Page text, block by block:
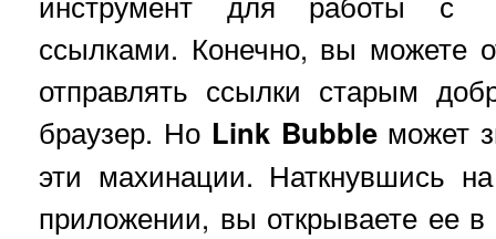
ссылками. Конечно, вы можете
отправлять ссылки старым
браузер. Но Link Bubbleможет
эти махинации. Наткнувшись
приложении, вы открываете ее в